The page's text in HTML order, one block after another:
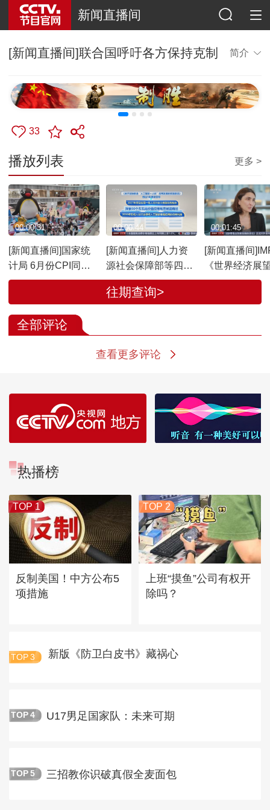
新闻直播间
[新闻直播间]联合国呼吁各方保持克制 简介
33
播放列表 更多 >
[新闻直播间]国家统
计局 6月份CPI同比
涨1.0% PPI同比涨
00:00:31
[新闻直播间]人力资
源社会保障部等四部
门印发实施意见 加快
推进“人工智能+人
00:00:44
[新闻直播间
《世界经济展
告》更新报告
00:01:45
往期查询>
全部评论
查看更多评论
热播榜
TOP 1
反制美国！中方公布5
项措施
TOP 2
上班“摸鱼”公司有权开
除吗？
TOP 3 新版《防卫白皮书》藏祸心
TOP 4 U17男足国家队：未来可期
TOP 5 三招教你识破真假全麦面包